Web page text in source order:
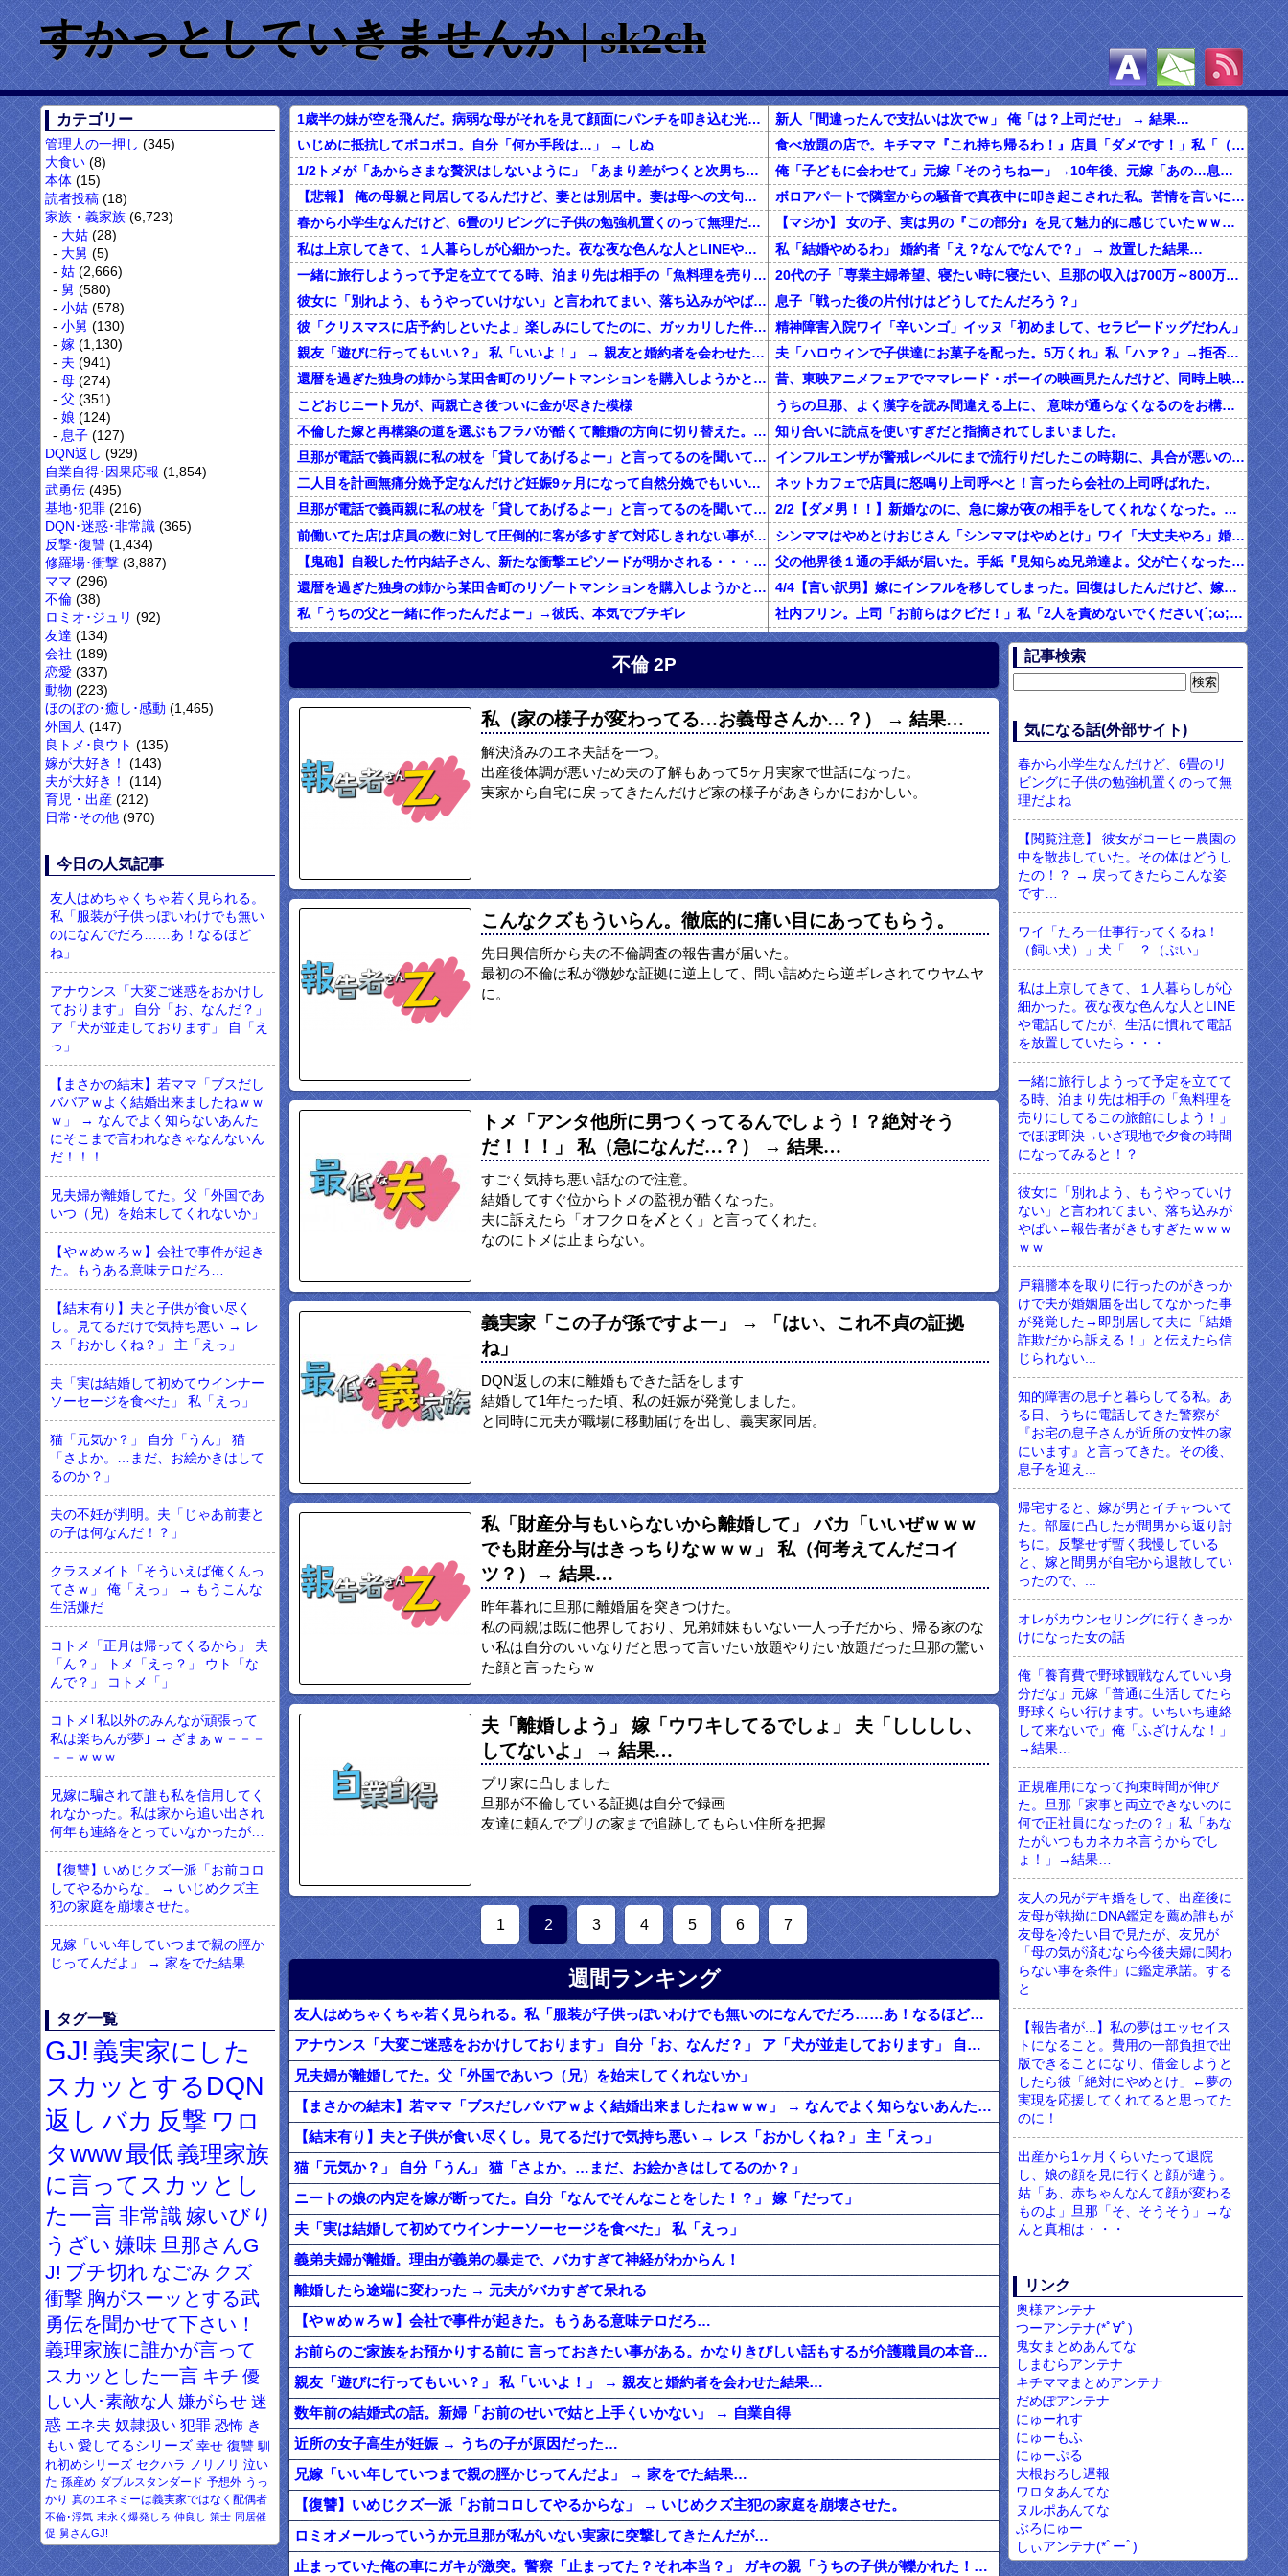
すかっとしていきませんか | sk2ch
カテゴリー
管理人の一押し (345)
大食い (8)
本体 (15)
読者投稿 (18)
家族・義家族 (6,723)
大姑(28)
大舅 (5)
姑(2,666)
舅 (580)
小姑(578)
小舅 (130)
嫁(1,130)
夫 (941)
母(274)
父 (351)
娘 (124)
息子(127)
DQN返し (929)
自業自得･因果応報 (1,854)
武勇伝 (495)
基地･犯罪 (216)
DQN･迷惑･非常識 (365)
反撃･復讐 (1,434)
修羅場･衝撃 (3,887)
ママ (296)
不倫 (38)
ロミオ･ジュリ (92)
友達 (134)
会社 (189)
恋愛 (337)
動物 (223)
ほのぼの･癒し･感動 (1,465)
外国人 (147)
良トメ･良ウト (135)
嫁が大好き！
(143)
夫が大好き！
(114)
育児・出産 (212)
日常･その他 (970)
今日の人気記事
友人はめちゃくちゃ若く見られる。
私「服装が子供っぽいわけでも無い
のになんでだろ……あ！なるほど
ね」
アナウンス「大変ご迷惑をおかけし
ております」 自分「お、なんだ？」
ア「犬が並走しております」 自「え
っ」
【まさかの結末】若ママ「ブスだし
ババアｗよく結婚出来ましたねｗｗ
ｗ」 → なんでよく知らないあんた
にそこまで言われなきゃなんないん
だ！！！
兄夫婦が離婚してた。父「外国であ
いつ（兄）を始末してくれないか」
【やｗめｗろｗ】会社で事件が起き
た。もうある意味テロだろ…
【結末有り】夫と子供が食い尽く
し。見てるだけで気持ち悪い → レ
ス「おかしくね？」 主「えっ」
夫「実は結婚して初めてウインナー
ソーセージを食べた」 私「えっ」
猫「元気か？」 自分「うん」 猫
「さよか。…まだ、お絵かきはして
るのか？」
夫の不妊が判明。夫「じゃあ前妻と
の子は何なんだ！？」
クラスメイト「そういえば俺くんっ
てさｗ」 俺「えっ」 → もうこんな
生活嫌だ
コトメ「正月は帰ってくるから」 夫
「ん？」 トメ「えっ？」 ウト「な
んで？」 コトメ「」
コトメ｢私以外のみんなが頑張って
私は楽ちんが夢｣ → ざまぁｗ－－－
－－ｗｗｗ
兄嫁に騙されて誰も私を信用してく
れなかった。私は家から追い出され
何年も連絡をとっていなかったが…
【復讐】いめじクズ一派「お前コロ
してやるからな」 → いじめクズ主
犯の家庭を崩壊させた。
兄嫁「いい年していつまで親の脛か
じってんだよ」 → 家をでた結果…
タグ一覧
GJ! 義実家にした
スカッとするDQN
返し バカ 反撃 ワロ
タwww最低 義理家族
に言ってスカッとし
た一言 非常識 嫁いびり
うざい 嫌味 旦那さんG
J! ブチ切れ なごみ クズ
衝撃 胸がスーッとする武
勇伝を聞かせて下さい！
義理家族に誰かが言って
スカッとした一言 キチ 優
しい人･素敵な人 嫌がらせ 迷
惑 エネ夫 奴隷扱い 犯罪 恐怖 き
もい 愛してるシリーズ 幸せ 復讐 馴
れ初めシリーズ セクハラ ノリノリ 泣い
た 孫産め ダブルスタンダード 予想外 うっ
かり 真のエネミーは義実家ではなく配偶者
不倫･浮気 末永く爆発しろ 仲良し 策士 同居催
促 舅さんGJ!
1歳半の妹が空を飛んだ。病弱な母がそれを見て顔面にパンチを叩き込む光景は、今も忘れられない
いじめに抵抗してボコボコ。自分「何か手段は…」 → しぬ
1/2トメが「あからさまな贅沢はしないように」「あまり差がつくと次男ちゃんところが可哀相」と言う。そうは言っても共働きでお金はあるから外食したいしブランド品身につけたいし…
【悲報】 俺の母親と同居してるんだけど、妻とは別居中。妻は母への文句ばかりで…
春から小学生なんだけど、6畳のリビングに子供の勉強机置くのって無理だよね
私は上京してきて、１人暮らしが心細かった。夜な夜な色んな人とLINEや電話してたが、生活に慣れて電話を放置していたら・・・
一緒に旅行しようって予定を立ててる時、泊まり先は相手の「魚料理を売りにしてるこの旅館にしよう！」でほぼ即決→いざ現地で夕食の時間になってみると！？
彼女に「別れよう、もうやっていけない」と言われてまい、落ち込みがやばい←報告者がきもすぎたｗｗｗｗｗ
彼「クリスマスに店予約しといたよ」楽しみにしてたのに、ガッカリした件ｗｗｗｗｗ
親友「遊びに行ってもいい？」 私「いいよ！」 → 親友と婚約者を会わせた結果…
還暦を過ぎた独身の姉から某田舎町のリゾートマンションを購入しようかと思うと相談された
こどおじニート兄が、両親亡き後ついに金が尽きた模様
不倫した嫁と再構築の道を選ぶもフラバが酷くて離婚の方向に切り替えた。しかし親まで召喚して抵抗する嫁を見てるうちに「俺もすればいいじゃん」という結...
旦那が電話で義両親に私の杖を「貸してあげるよー」と言ってるのを聞いてしまった
二人目を計画無痛分娩予定なんだけど妊娠9ヶ月になって自然分娩でもいいかなって思うようになってきた
旦那が電話で義両親に私の杖を「貸してあげるよー」と言ってるのを聞いてしまった
前働いてた店は店員の数に対して圧倒的に客が多すぎて対応しきれない事がしょっちゅうあった
【鬼砲】自殺した竹内結子さん、新たな衝撃エピソードが明かされる・・・これは・・・
還暦を過ぎた独身の姉から某田舎町のリゾートマンションを購入しようかと思うと相談された
私「うちの父と一緒に作ったんだよー」→彼氏、本気でブチギレ
オレがカウンセリングに行くきっかけになった女の話
正規雇用になって拘束時間が伸びた。旦那「家事と両立できないのに何で正社員になったの？」私「あなたがいつもカネカネ言うからでしょ！」→結果…
ハゲ上司「注がれた酒は全て飲み干せ！」新人「もう限界です」上司「いいから飲め！」私（新人を避難させよう…）→ 次の瞬間…
友人の兄がデキ婚をして、出産後に友母が執拗にDNA鑑定を薦め誰もが友母を冷たい目で見たが、友兄が「母の気が済むなら今後夫婦に関わらない事を条件」に鑑定承諾。すると
【報告者が...】私の夢はエッセイストになること。費用の一部負担で出版できることになり、借金しようとしたら彼「絶対にやめとけ」←夢の実現を応援してくれてると思ってたのに！
新人「間違ったんで支払いは次でｗ」 俺「は？上司だせ」 → 結果…
食べ放題の店で。キチママ『これ持ち帰るわ！』店員「ダメです！」私「（セコママだ！）」キチ『食べ放題だし持ち帰っても一緒よ！』 → すると突然...
俺「子どもに会わせて」元嫁「そのうちねー」→10年後、元嫁「あの…息子が…」
ボロアパートで隣室からの騒音で真夜中に叩き起こされた私。苦情を言いに行くと、DQNがビクビク震えながら一言ｗｗｗ
【マジか】 女の子、実は男の『この部分』を見て魅力的に感じていたｗｗｗｗｗｗｗｗ
私「結婚やめるわ」 婚約者「え？なんでなんで？」 → 放置した結果…
20代の子「専業主婦希望、寝たい時に寝たい、旦那の収入は700万～800万ぐらい。友達とランチ、ヨガ、エステ」→結果…
息子「戦った後の片付けはどうしてたんだろう？」
精神障害入院ワイ「辛いンゴ」イッヌ「初めまして、セラピードッグだわん」
夫「ハロウィンで子供達にお菓子を配った。5万くれ」私「ハァ？」→拒否したら離婚しようと言われ...
昔、東映アニメフェアでママレード・ボーイの映画見たんだけど、同時上映がスラムダンクとドラゴンボールだったんだよな。
うちの旦那、よく漢字を読み間違える上に、 意味が通らなくなるのをお構いなしにそのまま無理やり読もうとする。
知り合いに読点を使いすぎだと指摘されてしまいました。
インフルエンザが警戒レベルにまで流行りだしたこの時期に、具合が悪いのに頑なに病院に行こうとしない同居の義姉。
ネットカフェで店員に怒鳴り上司呼べと！言ったら会社の上司呼ばれた。
2/2【ダメ男！！】新婚なのに、急に嫁が夜の相手をしてくれなくなった。その代わり口ではしてくれるんだけど…仕事もちょくちょく休んでるみたいだし。これって真っ黒？？→結果…
シンママはやめとけおじさん「シンママはやめとけ」ワイ「大丈夫やろ」婚姻届け提出⇒結果！！
父の他界後１通の手紙が届いた。手紙『見知らぬ兄弟達よ。父が亡くなったそうだが我々は二千万ほどだけ貰えたら後は遺産は一切いらない。だからくれ』 → なんと…
4/4【言い訳男】嫁にインフルを移してしまった。回復はしたんだけど、嫁「こっちは病み上がりでフラフラしてるのにあんたはTV見て。手伝う気はないわけ？」→そりゃない事もないけど
社内フリン。上司「お前らはクビだ！」私「2人を責めないでください(´;ω;｀)私さえいなければいいんです」 みんな「！？」 → 狙い通りだった・・・
私「初めて飲む味だけどなんのお茶？」彼「ちっ！」私「」
【ネット騒然】惨殺されたタワマン頂き女子のこの動画、すげえええええｗｗｗｗｗｗｗｗｗｗｗ
百年の恋12-899 食べた量を張り合ってくる
【マジかよ】現役のヤクサ"が5chに降臨 → 衝撃の暴露を開始・・・！！！
不倫 2P
私（家の様子が変わってる…お義母さんか…？） → 結果…
解決済みのエネ夫話を一つ。
出産後体調が悪いため夫の了解もあって5ヶ月実家で世話になった。
実家から自宅に戻ってきたんだけど家の様子があきらかにおかしい。
こんなクズもういらん。徹底的に痛い目にあってもらう。
先日興信所から夫の不倫調査の報告書が届いた。
最初の不倫は私が微妙な証拠に逆上して、問い詰めたら逆ギレされてウヤムヤ
に。
トメ「アンタ他所に男つくってるんでしょう！？絶対そう
だ！！！」 私（急になんだ…？） → 結果…
すごく気持ち悪い話なので注意。
結婚してすぐ位からトメの監視が酷くなった。
夫に訴えたら「オフクロを〆とく」と言ってくれた。
なのにトメは止まらない。
義実家「この子が孫ですよー」 → 「はい、これ不貞の証拠
ね」
DQN返しの末に離婚もできた話をします
結婚して1年たった頃、私の妊娠が発覚しました。
と同時に元夫が職場に移動届けを出し、義実家同居。
私「財産分与もいらないから離婚して」 バカ「いいぜｗｗｗ
でも財産分与はきっちりなｗｗｗ」 私（何考えてんだコイ
ツ？）→ 結果…
昨年暮れに旦那に離婚届を突きつけた。
私の両親は既に他界しており、兄弟姉妹もいない一人っ子だから、帰る家のな
い私は自分のいいなりだと思って言いたい放題やりたい放題だった旦那の驚い
た顔と言ったらｗ
夫「離婚しよう」 嫁「ウワキしてるでしょ」 夫「しししし、
してないよ」 → 結果…
プリ家に凸しました
旦那が不倫している証拠は自分で録画
友達に頼んでプリの家まで追跡してもらい住所を把握
1 2 3 4 5 6 7
週間ランキング
友人はめちゃくちゃ若く見られる。私「服装が子供っぽいわけでも無いのになんでだろ……あ！なるほどね」
アナウンス「大変ご迷惑をおかけしております」 自分「お、なんだ？」 ア「犬が並走しております」 自「えっ」
兄夫婦が離婚してた。父「外国であいつ（兄）を始末してくれないか」
【まさかの結末】若ママ「ブスだしババアｗよく結婚出来ましたねｗｗｗ」 → なんでよく知らないあんたにそこまで言われなきゃなんないんだ！！！
【結末有り】夫と子供が食い尽くし。見てるだけで気持ち悪い → レス「おかしくね？」 主「えっ」
猫「元気か？」 自分「うん」 猫「さよか。…まだ、お絵かきはしてるのか？」
ニートの娘の内定を嫁が断ってた。自分「なんでそんなことをした！？」 嫁「だって」
夫「実は結婚して初めてウインナーソーセージを食べた」 私「えっ」
義弟夫婦が離婚。理由が義弟の暴走で、バカすぎて神経がわからん！
離婚したら途端に変わった → 元夫がバカすぎて呆れる
【やｗめｗろｗ】会社で事件が起きた。もうある意味テロだろ…
お前らのご家族をお預かりする前に 言っておきたい事がある。かなりきびしい話もするが介護職員の本音を聴いておけ。
親友「遊びに行ってもいい？」 私「いいよ！」 → 親友と婚約者を会わせた結果…
数年前の結婚式の話。新婦「お前のせいで姑と上手くいかない」 → 自業自得
近所の女子高生が妊娠 → うちの子が原因だった…
兄嫁「いい年していつまで親の脛かじってんだよ」 → 家をでた結果…
【復讐】いめじクズ一派「お前コロしてやるからな」 → いじめクズ主犯の家庭を崩壊させた。
ロミオメールっていうか元旦那が私がいない実家に突撃してきたんだが…
止まっていた俺の車にガキが激突。警察「止まってた？それ本当？」 ガキの親「うちの子供が轢かれた！」 →
記事検索
気になる話(外部サイト)
春から小学生なんだけど、6畳のリ
ビングに子供の勉強机置くのって無
理だよね
【閲覧注意】 彼女がコーヒー農園の
中を散歩していた。その体はどうし
たの！？ → 戻ってきたらこんな姿
です…
ワイ「たろー仕事行ってくるね！
（飼い犬）」犬「…？（ぷい」
私は上京してきて、１人暮らしが心
細かった。夜な夜な色んな人とLINE
や電話してたが、生活に慣れて電話
を放置していたら・・・
一緒に旅行しようって予定を立てて
る時、泊まり先は相手の「魚料理を
売りにしてるこの旅館にしよう！」
でほぼ即決→いざ現地で夕食の時間
になってみると！？
彼女に「別れよう、もうやっていけ
ない」と言われてまい、落ち込みが
やばい←報告者がきもすぎたｗｗｗ
ｗｗ
戸籍謄本を取りに行ったのがきっか
けで夫が婚姻届を出してなかった事
が発覚した→即別居して夫に「結婚
詐欺だから訴える！」と伝えたら信
じられない...
知的障害の息子と暮らしてる私。あ
る日、うちに電話してきた警察が
『お宅の息子さんが近所の女性の家
にいます』と言ってきた。その後、
息子を迎え...
帰宅すると、嫁が男とイチャついて
た。部屋に凸したが間男から返り討
ちに。反撃せず暫く我慢している
と、嫁と間男が自宅から退散してい
ったので、...
オレがカウンセリングに行くきっか
けになった女の話
俺「養育費で野球観戦なんていい身
分だな」元嫁「普通に生活してたら
野球くらい行けます。いちいち連絡
して来ないで」俺「ふざけんな！」
→結果…
正規雇用になって拘束時間が伸び
た。旦那「家事と両立できないのに
何で正社員になったの？」私「あな
たがいつもカネカネ言うからでし
ょ！」→結果…
友人の兄がデキ婚をして、出産後に
友母が執拗にDNA鑑定を薦め誰もが
友母を冷たい目で見たが、友兄が
「母の気が済むなら今後夫婦に関わ
らない事を条件」に鑑定承諾。する
と
【報告者が...】私の夢はエッセイス
トになること。費用の一部負担で出
版できることになり、借金しようと
したら彼「絶対にやめとけ」←夢の
実現を応援してくれてると思ってた
のに！
出産から1ヶ月くらいたって退院
し、娘の顔を見に行くと顔が違う。
姑「あ、赤ちゃんなんて顔が変わる
ものよ」旦那「そ、そうそう」→な
んと真相は・・・
リンク
奥様アンテナ
つーアンテナ(*ﾟ∀ﾟ)
鬼女まとめあんてな
しまむらアンテナ
キチママまとめアンテナ
だめぽアンテナ
にゅーれす
にゅーもふ
にゅーぷる
大根おろし遅報
ワロタあんてな
ヌルポあんてな
ぶろにゅー
しぃアンテナ(*ﾟーﾟ)